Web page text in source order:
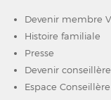
Devenir membre
Histoire familiale
Presse
Devenir conseillère
Espace